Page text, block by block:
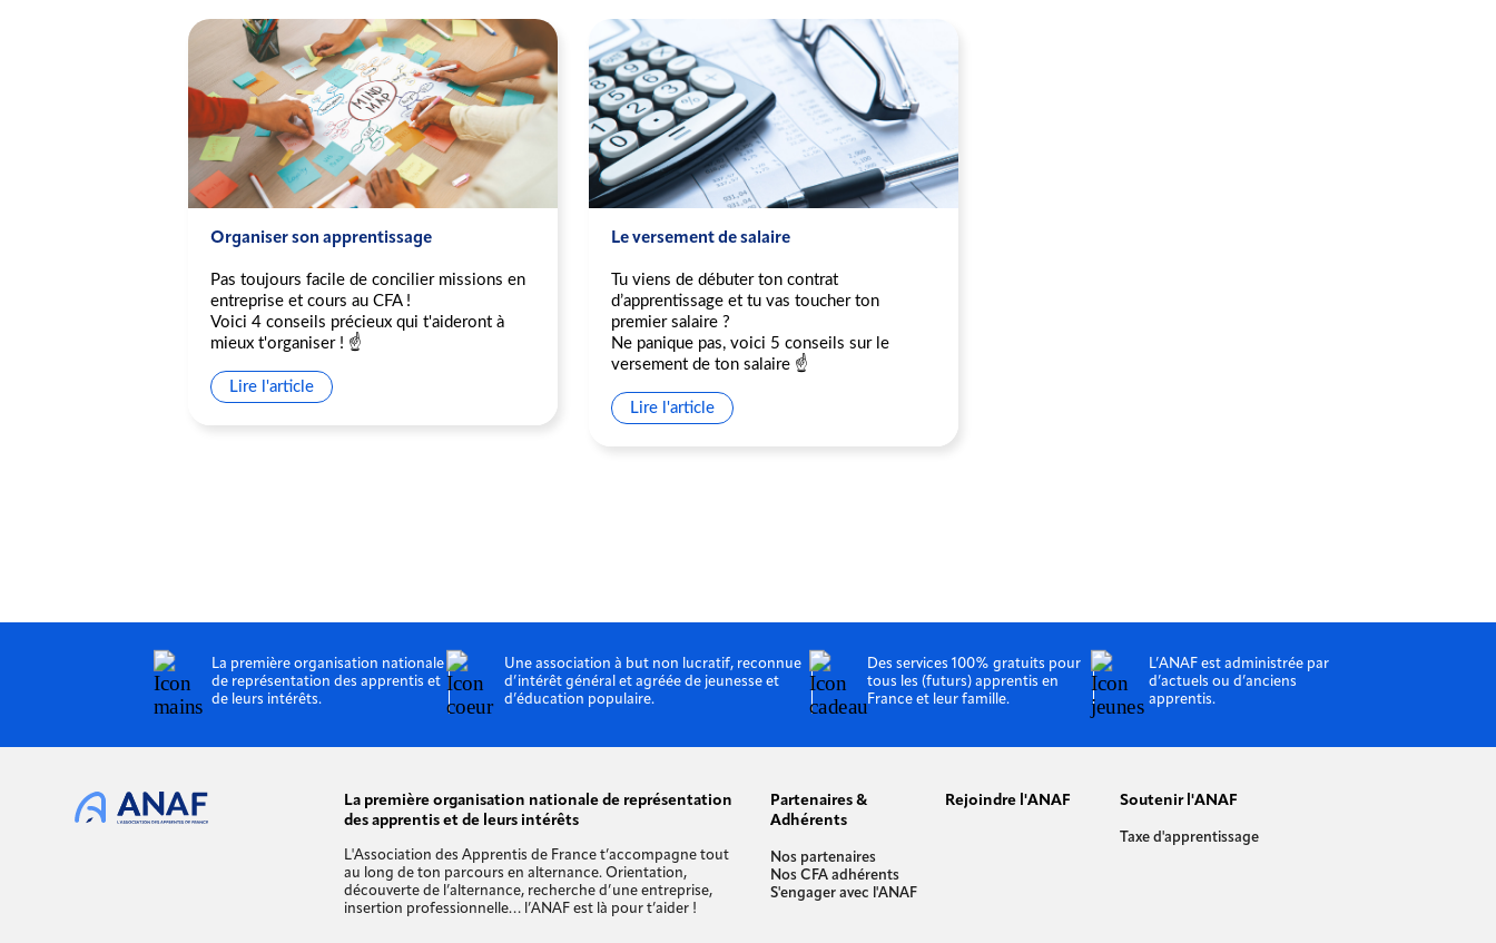
Organiser son apprentissage
Pas toujours facile de concilier missions en
entreprise et cours au CFA !
Voici 4 conseils précieux qui t'aideront à
mieux t'organiser ! ☝️
Lire l'article
Le versement de salaire
Tu viens de débuter ton contrat
d’apprentissage et tu vas toucher ton
premier salaire ?
Ne panique pas, voici 5 conseils sur le
versement de ton salaire ☝️
Lire l'article
La première organisation nationale
de représentation des apprentis et
de leurs intérêts.
Une association à but non lucratif, reconnue
d’intérêt général et agréée de jeunesse et
d’éducation populaire.
Des services 100% gratuits pour
tous les (futurs) apprentis en
France et leur famille.
L’ANAF est administrée par
d’actuels ou d’anciens
apprentis.
La première organisation nationale de représentation
des apprentis et de leurs intérêts
L'Association des Apprentis de France t’accompagne tout
au long de ton parcours en alternance. Orientation,
découverte de l’alternance, recherche d’une entreprise,
insertion professionnelle… l’ANAF est là pour t’aider !
Partenaires &
Adhérents
Nos partenaires
Nos CFA adhérents
S'engager avec l'ANAF
Rejoindre l'ANAF Soutenir l'ANAF
Taxe d'apprentissage